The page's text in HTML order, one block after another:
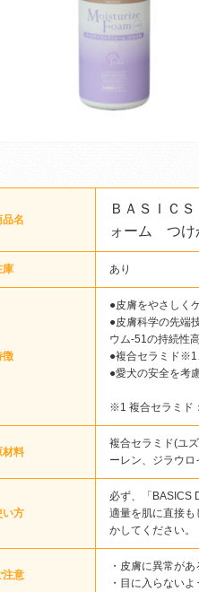
品名
ＢＡＳＩＣ
ォーム つけ
庫 あり
徴
●皮膚をやさしく
●皮膚科学の先端
ウム-51の持続性
●複合セラミド※1
●愛犬の安全を考
※1 複合セラミド
材料
複合セラミド(ユ
ーレン、ジラウ
い方
必ず、「BASICS
適量を肌に直接
かしてください。
注意
・皮膚に異常が
・目に入らない